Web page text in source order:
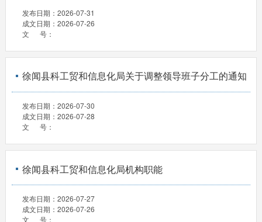
发布日期： 2026-07-31
成文日期： 2026-07-26
文 号：
徐闻县科工贸和信息化局关于调整领导班子分工的通知
发布日期： 2026-07-30
成文日期： 2026-07-28
文 号：
徐闻县科工贸和信息化局机构职能
发布日期： 2026-07-27
成文日期： 2026-07-26
文 号：